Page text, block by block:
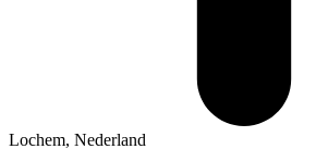
Lochem, Nederland